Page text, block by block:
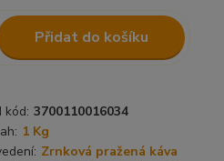
Přidat do košíku
kód: 3700110016034
1 Kg
Zrnková pražená káva